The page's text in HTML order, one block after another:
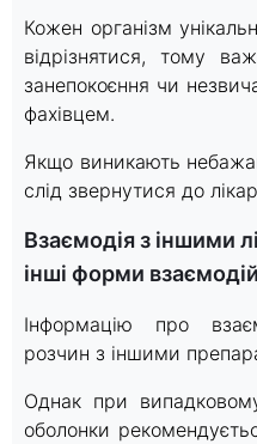
Кожен організм
відрізнятися, тому
занепокоєння чи
фахівцем.
Якщо виникають
слід звернутися до
Взаємодія з іншими лікарськими засобами та
інші форми взаємодій
Інформацію про
розчин з іншими
Однак при
оболонки